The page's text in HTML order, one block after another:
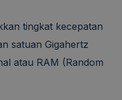
tingkat kecepatan
satuan Gigahertz
atau RAM (Random